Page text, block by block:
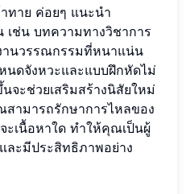
ทาย ค่อยๆ แนะนำ
ช่น บทความทางวิชาการ
านวรรณกรรมที่หนาแน่น
นดจังหวะและแบบฝึกหัดไม่
จะช่วยเสริมสร้างนิสัยใหม่
ามารถรักษาการไหลของ
ะเนื้อหาใด ทำให้คุณเป็นผู้
ะมีประสิทธิภาพอย่าง